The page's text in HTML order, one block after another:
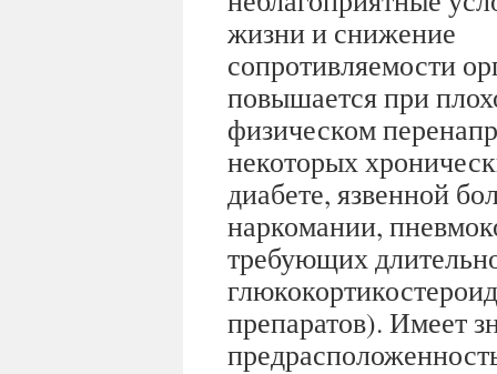
жизни и снижение
сопротивляемости
повышается при
физическом
некоторых
диабете, язвенной
наркомании,
требующих
препаратов). Имеет